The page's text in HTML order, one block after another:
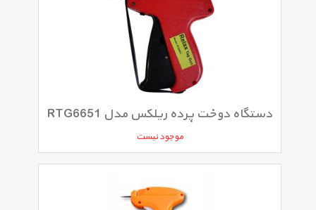
دستگاه دوخت پرده ریلکس مدل RTG6651
موجود نیست